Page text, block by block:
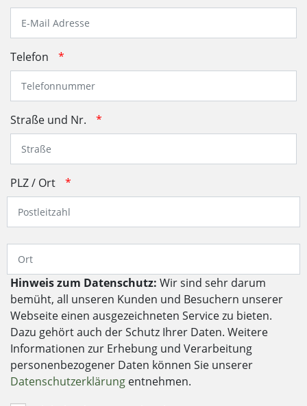
Telefon *
Straße und Nr. *
PLZ / Ort *
Hinweis zum Datenschutz: Wir sind sehr darum
bemüht, all unseren Kunden und Besuchern unserer
Webseite einen ausgezeichneten Service zu bieten.
Dazu gehört auch der Schutz Ihrer Daten. Weitere
Informationen zur Erhebung und Verarbeitung
personenbezogener Daten können Sie unserer
Datenschutzerklärung entnehmen.